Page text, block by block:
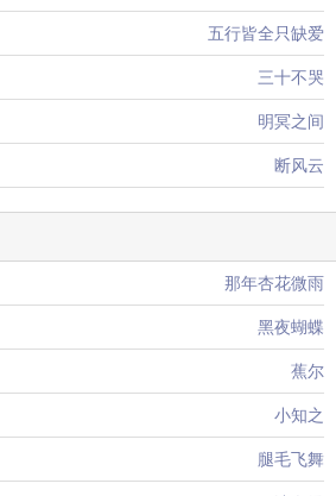
五行皆全只缺爱
三十不哭
明冥之间
断风云
那年杏花微雨
黑夜蝴蝶
蕉尔
小知之
腿毛飞舞